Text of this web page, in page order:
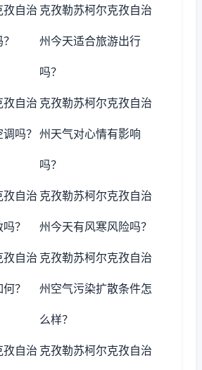
孜自治 克孜勒苏柯尔克孜自治
州今天适合旅游出行
吗？
孜自治
吗？
克孜勒苏柯尔克孜自治
州天气对心情有影响
吗？
孜自治
？
克孜勒苏柯尔克孜自治
州今天有风寒风险吗？
孜自治
？
克孜勒苏柯尔克孜自治
州空气污染扩散条件怎
么样？
孜自治 克孜勒苏柯尔克孜自治